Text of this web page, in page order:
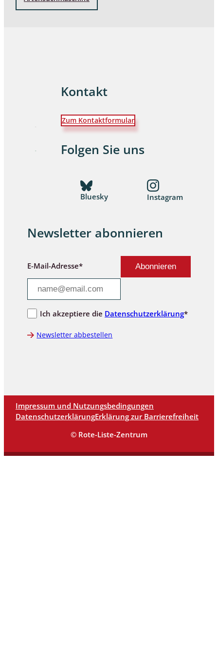
Kontakt
Zum Kontaktformular
Folgen Sie uns
Bluesky Instagram
Newsletter abonnieren
E-Mail-Adresse*
Ich akzeptiere die Datenschutzerklärung*
Newsletter abbestellen
Impressum und Nutzungsbedingungen
DatenschutzerklärungErklärung zur Barrierefreiheit
© Rote-Liste-Zentrum